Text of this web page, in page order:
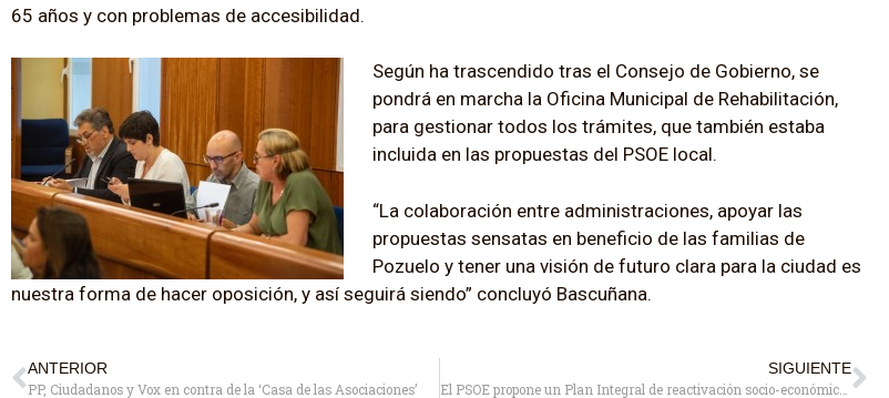
65 años y con problemas de accesibilidad.
Según ha trascendido tras el Consejo de Gobierno, se
pondrá en marcha la Oficina Municipal de Rehabilitación,
para gestionar todos los trámites, que también estaba
incluida en las propuestas del PSOE local.
“La colaboración entre administraciones, apoyar las
propuestas sensatas en beneficio de las familias de
Pozuelo y tener una visión de futuro clara para la ciudad es
nuestra forma de hacer oposición, y así seguirá siendo” concluyó Bascuñana.
ANTERIOR
PP, Ciudadanos y Vox en contra de la ‘Casa de las Asociaciones’
SIGUIENTE
El PSOE propone un Plan Integral de reactivación socio-económica para Pozuelo Pueblo y Estación